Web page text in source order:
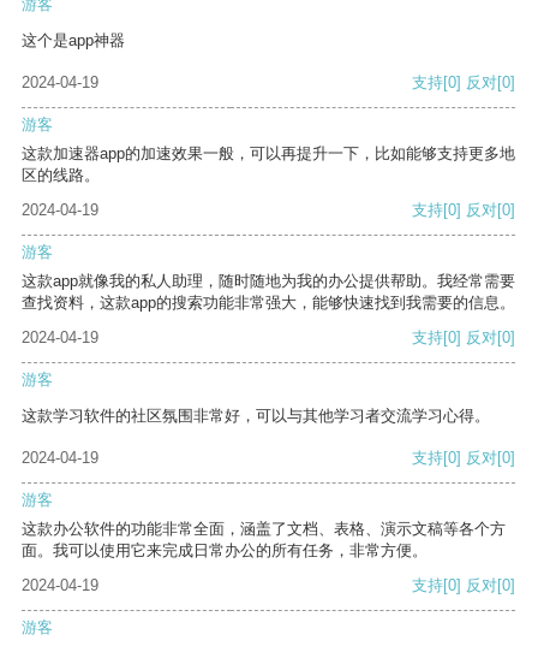
游客
这个是app神器
2024-04-19 支持[0] 反对[0]
游客
这款加速器app的加速效果一般，可以再提升一下，比如能够支持更多地
区的线路。
2024-04-19
支持[0] 反对[0]
游客
这款app就像我的私人助理，随时随地为我的办公提供帮助。我经常需要
查找资料，这款app的搜索功能非常强大，能够快速找到我需要的信息。
2024-04-19
支持[0] 反对[0]
游客
这款学习软件的社区氛围非常好，可以与其他学习者交流学习心得。
2024-04-19 支持[0] 反对[0]
游客
这款办公软件的功能非常全面，涵盖了文档、表格、演示文稿等各个方
面。我可以使用它来完成日常办公的所有任务，非常方便。
2024-04-19
支持[0] 反对[0]
游客